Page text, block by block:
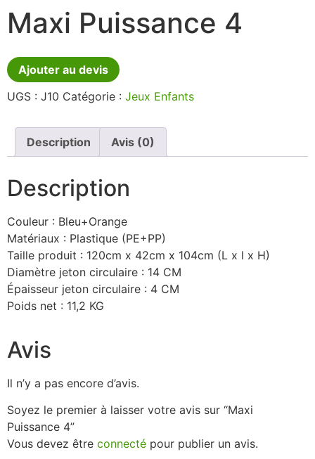
Maxi Puissance 4
Ajouter au devis
UGS : J10 Catégorie : Jeux Enfants
Description Avis (0)
Description
Couleur : Bleu+Orange
Matériaux : Plastique (PE+PP)
Taille produit : 120cm x 42cm x 104cm (L x l x H)
Diamètre jeton circulaire : 14 CM
Épaisseur jeton circulaire : 4 CM
Poids net : 11,2 KG
Avis
Il n’y a pas encore d’avis.
Soyez le premier à laisser votre avis sur “Maxi
Puissance 4”
Vous devez être connecté pour publier un avis.